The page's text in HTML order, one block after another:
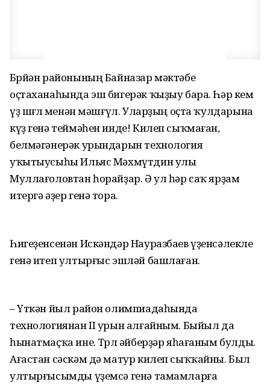
Бөрйән районының Байназар мәктәбе
оҫтаханаһында эш бигерәк ҡыҙыу бара. Һәр кем
үҙ шөғөлө менән мәшғүл. Уларҙың оҫта ҡулдарына
күҙ генә теймәһен инде! Килеп сыҡмаған,
белмәгәнерәк урындарын технология
уҡытыусыһы Ильяс Мәхмүтдин улы
Муллағоловтан һорайҙар. Ә ул һәр саҡ ярҙам
итергә әҙер генә тора.
Һигеҙенсенән Искәндәр Науразбаев үҙенсәлекле
генә итеп ултырғыс эшләй башлаған.
– Үткән йыл район олимпиадаһында
технологиянан II урын алғайным. Быйыл да
һынатмаҫҡа ине. Төрлө әйбер­ҙәр яһағаным булды.
Ағастан сәскәм дә матур килеп сыҡҡайны. Был
ултыр­ғысымды үҙемсә генә тамамларға